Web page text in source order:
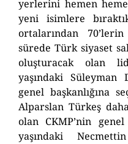
yerlerini hemen
yeni isimlere
ortalarından
sürede Türk siyaset
oluşturacak olan
yaşındaki Süleyman
genel başkanlığına
Alparslan Türkeş
olan CKMP’nin
yaşındaki